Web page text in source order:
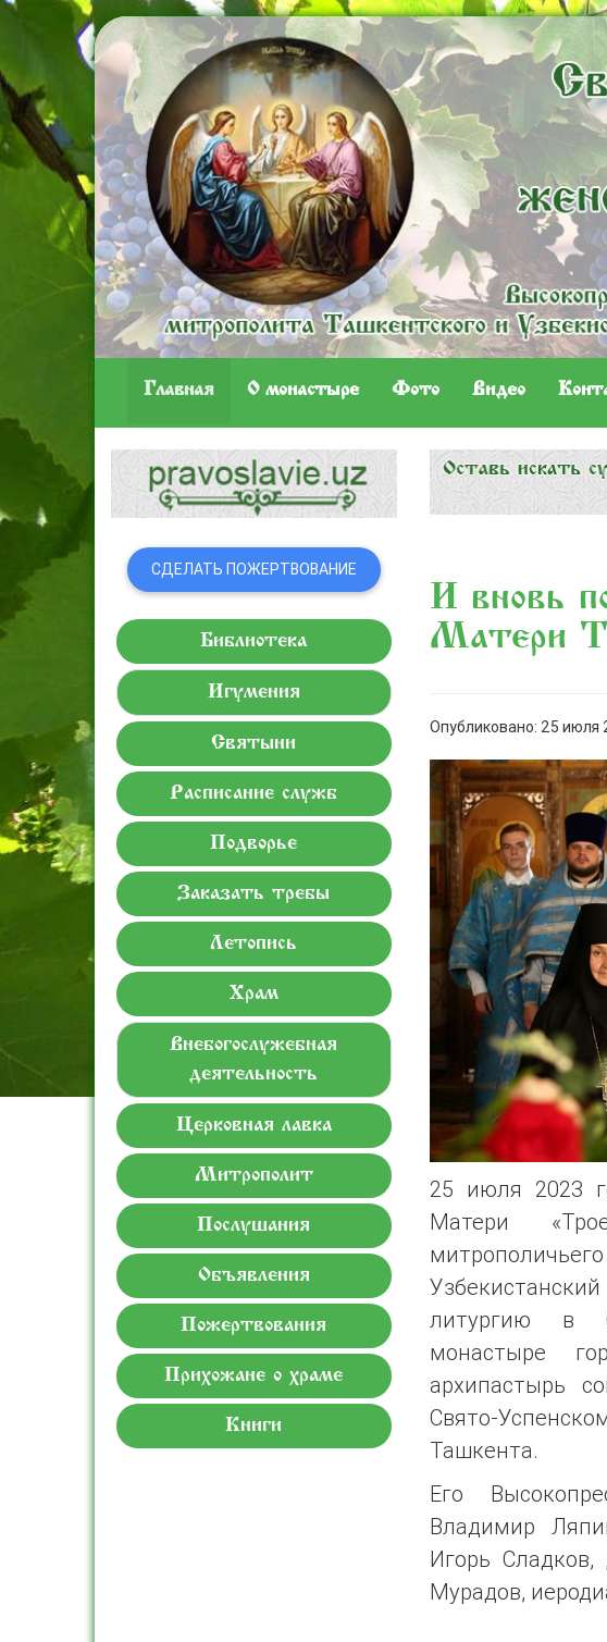
Главная O монастыре Фото Видео
СДЕЛАТЬ ПОЖЕРТВОВАНИЕ
Библиотека
Игумения
Святыни
Расписание служб
Подворье
Заказать требы
Летопись
Храм
Внебогослужебная
деятельность
Церковная лавка
Митрополит
Послушания
Объявления
Пожертвования
Прихожане о храме
Книги
И вновь
Матери
Опубликовано: 25 июля
25 июля 2023
Матери
литургию в
монастыре
архипастырь
Свято-
Ташкента.
Его
Владимир
Игорь
Мурадов,